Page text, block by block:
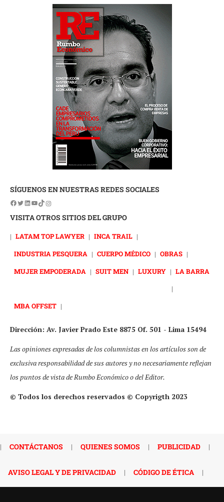
SÍGUENOS EN NUESTRAS REDES SOCIALES
VISITA OTROS SITIOS DEL GRUPO
| LATAM TOP LAWYER | INCA TRAIL |
INDUSTRIA PESQUERA | CUERPO MÉDICO | OBRAS |
MUJER EMPODERADA | SUIT MEN | LUXURY | LA BARRA
|
MBA OFFSET |
Dirección: Av. Javier Prado Este 8875 Of. 501 - Lima 15494
Las opiniones expresadas de los columnistas en los artículos son de
exclusiva responsabilidad de sus autores y no necesariamente reflejan
los puntos de vista de Rumbo Económico o del Editor.
© Todos los derechos reservados © Copyrigth 2023
| CONTÁCTANOS | QUIENES SOMOS | PUBLICIDAD |
AVISO LEGAL Y DE PRIVACIDAD | CÓDIGO DE ÉTICA |